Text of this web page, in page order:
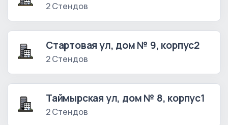
2 Стендов
Стартовая ул, дом № 9, корпус2
2 Стендов
Таймырская ул, дом № 8, корпус1
2 Стендов